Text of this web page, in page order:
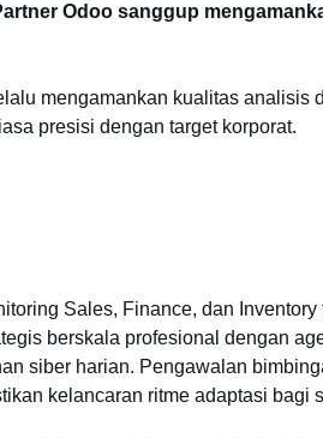
Odoo sanggup
mengamankan kualitas analisis
presisi dengan target korporat.
Sales, Finance, dan
berskala profesional dengan
siber harian. Pengawalan
kelancaran ritme adaptasi bagi